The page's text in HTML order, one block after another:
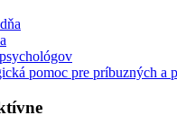
pomoc pre príbuzných a